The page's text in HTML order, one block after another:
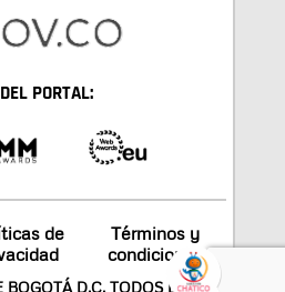
PORTAL:
de
Términos y
condiciones
BOGOTÁ D.C. TODOS LOS